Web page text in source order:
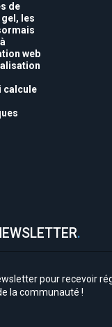
de
les
web
calcule
.
pour recevoir
la communauté !